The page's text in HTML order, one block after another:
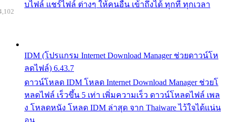
บไฟล์ แชร์ไฟล์ ต่างๆ ให้คนอื่น เข้าถึงได้ ทุกที่ ทุกเวลา
IDM (โปรแกรม Internet Download Manager ช่วยดาวน์โห
ลดไฟล์) 6.43.7
ดาวน์โหลด IDM โหลด Internet Download Manager ช่วยโ
หลดไฟล์ เร็วขึ้น 5 เท่า เพิ่มความเร็ว ดาวน์โหลดไฟล์ เพล
ง โหลดหนัง โหลด IDM ล่าสุด จาก Thaiware ไว้ใจได้แน่น
อน